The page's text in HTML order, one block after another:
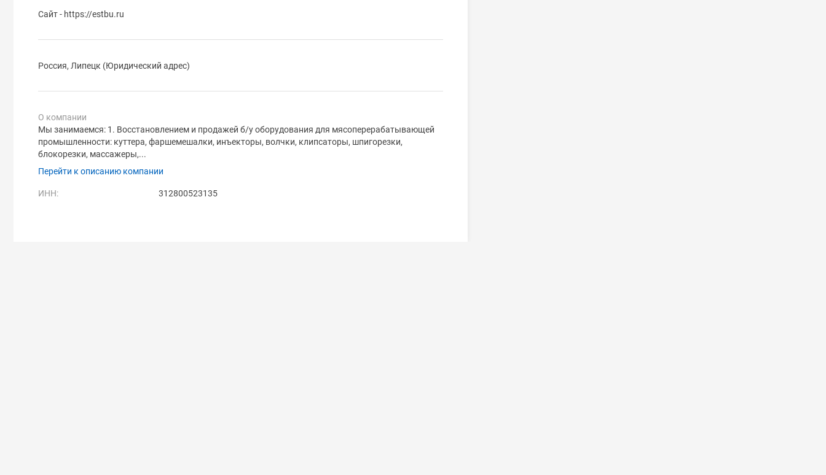
Сайт - https://estbu.ru
Россия, Липецк (Юридический адрес)
О компании
Мы занимаемся: 1. Восстановлением и продажей б/у оборудования для мясоперерабатывающей
промышленности: куттера, фаршемешалки, инъекторы, волчки, клипсаторы, шпигорезки,
блокорезки, массажеры,...
Перейти к описанию компании
ИНН: 312800523135